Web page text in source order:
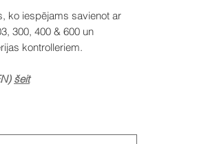
ko iespējams savienot ar
300, 400 & 600 un
kontrolleriem.
šeit